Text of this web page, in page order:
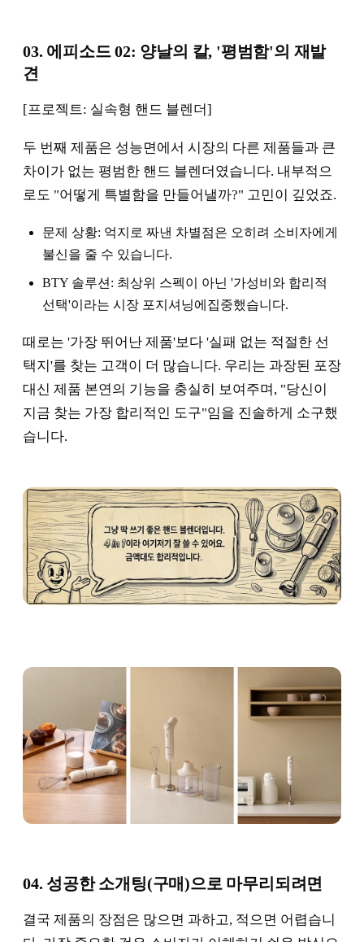
03. 에피소드 02: 양날의 칼, '평범함'의 재발
견
[프로젝트: 실속형 핸드 블렌더]
두 번째 제품은 성능면에서 시장의 다른 제품들과 큰
차이가 없는 평범한 핸드 블렌더였습니다. 내부적으
로도 "어떻게 특별함을 만들어낼까?" 고민이 깊었죠.
문제 상황: 억지로 짜낸 차별점은 오히려 소비자에게
불신을 줄 수 있습니다.
BTY 솔루션: 최상위 스펙이 아닌 '가성비와 합리적
선택'이라는 시장 포지셔닝에집중했습니다.
때로는 '가장 뛰어난 제품'보다 '실패 없는 적절한 선
택지'를 찾는 고객이 더 많습니다. 우리는 과장된 포장
대신 제품 본연의 기능을 충실히 보여주며, "당신이
지금 찾는 가장 합리적인 도구"임을 진솔하게 소구했
습니다.
04. 성공한 소개팅(구매)으로 마무리되려면
결국 제품의 장점은 많으면 과하고, 적으면 어렵습니